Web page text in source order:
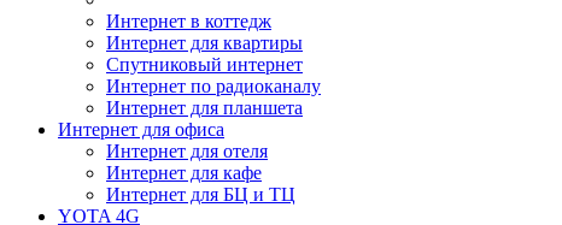
Интернет в коттедж
Интернет для квартиры
Спутниковый интернет
Интернет по радиоканалу
Интернет для планшета
Интернет для офиса
Интернет для отеля
Интернет для кафе
Интернет для БЦ и ТЦ
YOTA 4G